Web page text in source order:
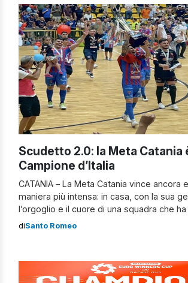
Scudetto 2.0: la Meta Catania
Campione d’Italia
CATANIA – La Meta Catania vince ancora
maniera più intensa: in casa, con la sua
l’orgoglio e il cuore di una squadra che
la storia del futsal italiano. Il secondo,
di […]
diSanto Romeo